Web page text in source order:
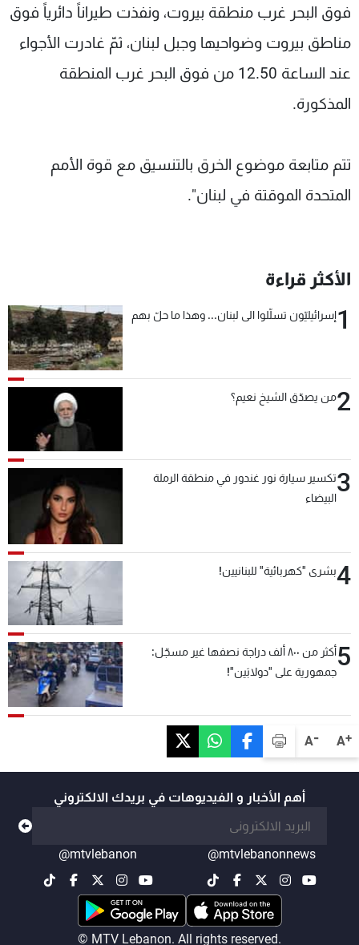
A+
A-
فوق البحر غرب منطقة بيروت، ونفذت طيراناً دائرياً فوق
مناطق بيروت وضواحيها وجبل لبنان، ثمّ غادرت الأجواء
عند الساعة 12.50 من فوق البحر غرب المنطقة
المذكورة.
تتم متابعة موضوع الخرق بالتنسيق مع قوة الأمم
المتحدة الموقتة في لبنان".
الأكثر قراءة
1إسرائيليّون تسلّلوا الى لبنان... وهذا ما حلّ بهم
2من يصدّق الشيخ نعيم؟
3تكسير سيارة نور غندور في منطقة الرملة
البيضاء
4بشرى "كهربائية" للبنانيين!
5
أكثر من ٨٠٠ ألف دراجة نصفها غير مسجّل:
جمهورية على "دولابَين"!
أهم الأخبار و الفيديوهات في بريدك الالكتروني
@mtvlebanonnews
@mtvlebanon
© MTV Lebanon. All rights reserved.
سياسة الخصوصية